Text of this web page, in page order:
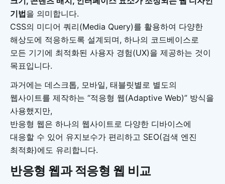
기법을 의미합니다.
CSS의 미디어 쿼리(Media Query)를 활용하여 다양한
해상도에 적응하도록 설계되며, 하나의 코드베이스로
모든 기기에 최적화된 사용자 경험(UX)을 제공하는 것이
목표입니다.
과거에는 데스크톱, 모바일, 태블릿별로 별도의
웹사이트를 제작하는 “적응형 웹(Adaptive Web)” 방식을
사용했지만,
반응형 웹은 하나의 웹사이트로 다양한 디바이스에
대응할 수 있어 유지보수가 편리하고 SEO(검색 엔진
최적화)에도 유리합니다.
반응형 웹과 적응형 웹 비교